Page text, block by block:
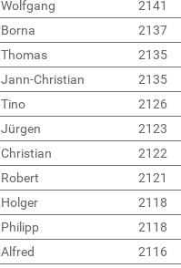
Wolfgang
2141
Borna
2137
Thomas
2135
Jann-Christian
2135
Tino
2126
Jürgen
2123
Christian
2122
Robert
2121
Holger
2118
Philipp
2118
Alfred
2116